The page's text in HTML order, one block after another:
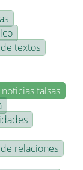
textos
falsas
relaciones